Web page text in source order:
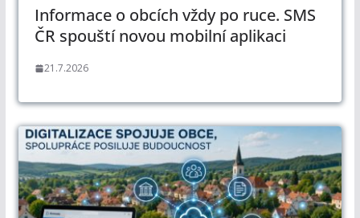
Informace o obcích vždy po ruce. SMS
ČR spouští novou mobilní aplikaci
21.7.2026